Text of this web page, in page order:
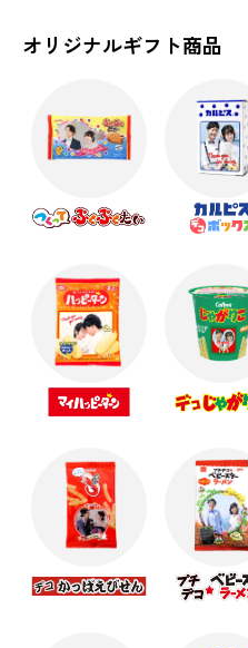
オリジナルギフト商品